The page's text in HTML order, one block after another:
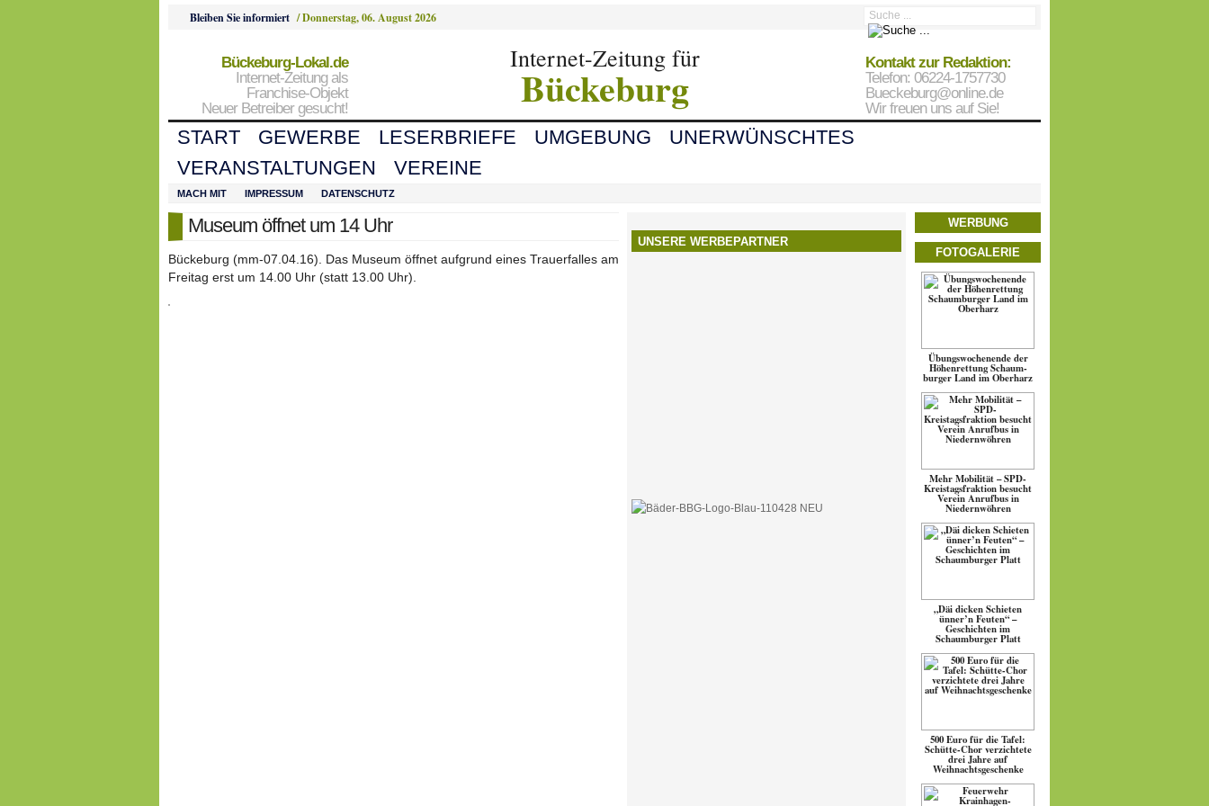
Bleiben Sie informiert /Donnerstag, 06. August 2026
Bückeburg-Lokal.de
Internet-Zeitung als
Franchise-Objekt
Neuer Betreiber gesucht!
Internet-Zeitung für
Bückeburg
Kontakt zur Redaktion:
Telefon: 06224-1757730
Bueckeburg@online.de
Wir freuen uns auf Sie!
START GEWERBE LESERBRIEFE UMGEBUNG
UNERWÜNSCHTES
VERANSTALTUNGEN
VEREINE
MACH MIT IMPRESSUM DATENSCHUTZ
Museum öffnet um 14 Uhr
Bückeburg (mm-07.04.16). Das Museum öffnet aufgrund eines Trauerfalles am
Freitag erst um 14.00 Uhr (statt 13.00 Uhr).
UNSERE WERBEPARTNER
WERBUNG
FOTOGALERIE
Übungs­wo­chen­ende der
Höhen­ret­tung Schaum­
burger Land im Oberharz
Mehr Mobilität – SPD-
Kreistagsfraktion besucht
Verein Anrufbus in
Niedernwöhren
„Däi dicken Schieten
ünner’n Feuten“ –
Geschichten im
Schaumburger Platt
500 Euro für die Tafel:
Schütte-Chor verzichtete
drei Jahre auf
Weihnachtsgeschenke